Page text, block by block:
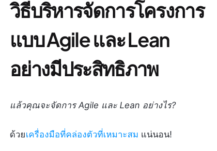
วิธีบริหารจัดการโครงการ
แบบ Agile และ Lean
อย่างมีประสิทธิภาพ
แล้วคุณจะจัดการ Agile และ Lean อย่างไร?
ด้วยเครื่องมือที่คล่องตัวที่เหมาะสม แน่นอน!